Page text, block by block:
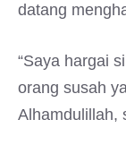
datang
“Saya hargai
orang susah
Alhamdulillah,